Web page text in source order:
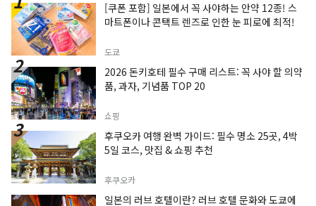
[쿠폰 포함] 일본에서 꼭 사야하는 안약 12종! 스
마트폰이나 콘택트 렌즈로 인한 눈 피로에 최적!
도쿄
2026 돈키호테 필수 구매 리스트: 꼭 사야 할 의약
품, 과자, 기념품 TOP 20
쇼핑
후쿠오카 여행 완벽 가이드: 필수 명소 25곳, 4박
5일 코스, 맛집 & 쇼핑 추천
후쿠오카
일본의 러브 호텔이란? 러브 호텔 문화와 도쿄에